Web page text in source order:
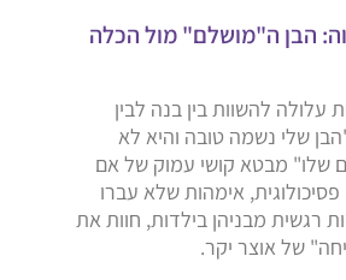
הבן ה"מושלם" מול הכלה
להשוות בין בנה לבין
שלי נשמה טובה והיא לא
שלו" מבטא קושי עמוק של אם
אימהות שלא עברו
רגשית מבניהן בילדות, חוות את
של אוצר יקר.